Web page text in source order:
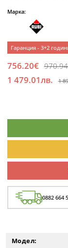
Марка:
Гаранция - 3+2
756.20€
1 479.01лв. 1
0882 664
Модел: